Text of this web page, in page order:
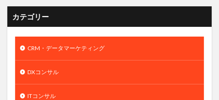
カテゴリー
CRM・データマーケティング
DXコンサル
ITコンサル